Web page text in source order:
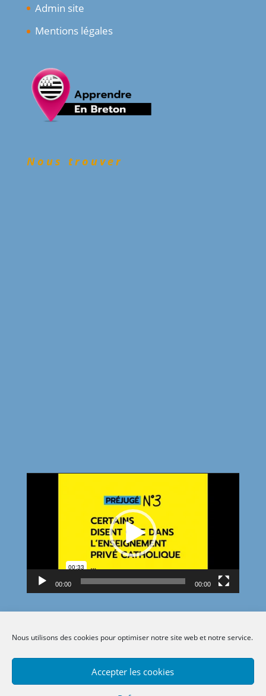
Nous utilisons des cookies pour optimiser notre site web et notre service.
Accepter les cookies
Admin site
Mentions légales
Nous trouver
00:00 00:00